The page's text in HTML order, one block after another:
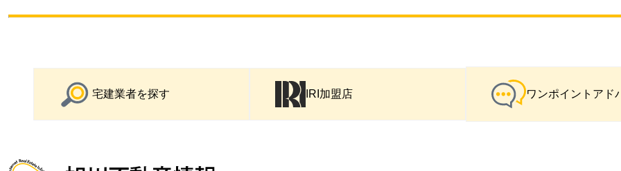
宅建業者を探す IRI加盟店 ワンポイントアド